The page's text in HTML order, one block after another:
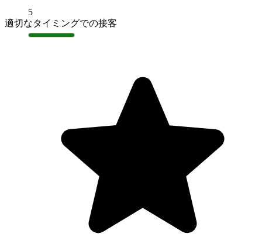
5
適切なタイミングでの接客